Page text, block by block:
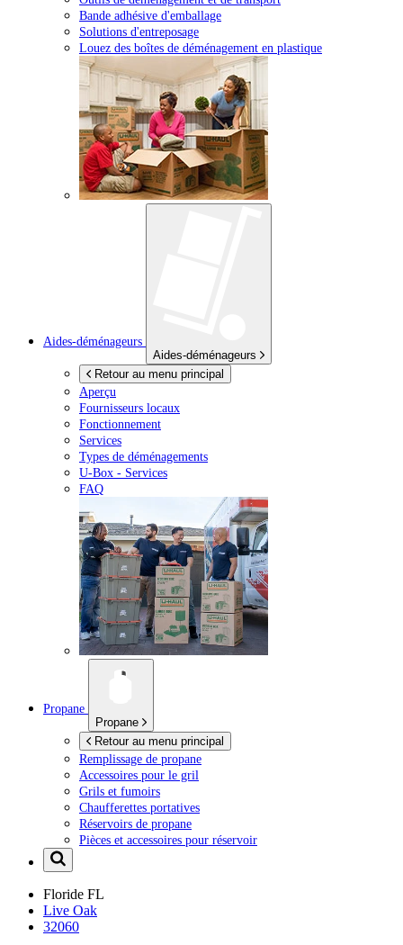
Bande adhésive d'emballage
Solutions d'entreposage
Louez des boîtes de déménagement en plastique
Aides-déménageurs
Aides-déménageurs
Retour au menu principal
Aperçu
Fournisseurs locaux
Fonctionnement
Services
Types de déménagements
U-Box - Services
FAQ
Propane
Propane
Retour au menu principal
Remplissage de propane
Accessoires pour le gril
Grils et fumoirs
Chaufferettes portatives
Réservoirs de propane
Pièces et accessoires pour réservoir
Floride FL
Live Oak
32060